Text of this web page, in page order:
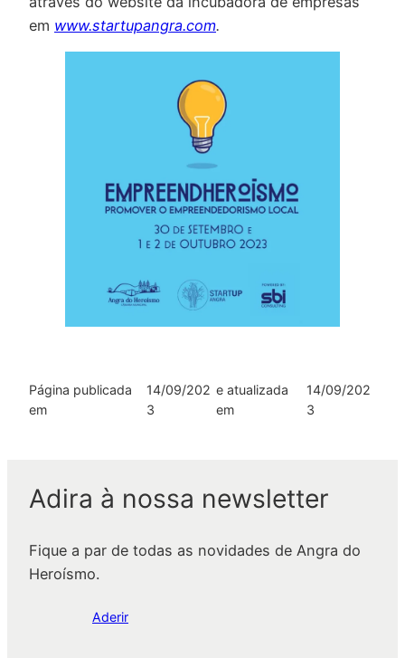
em www.startupangra.com.
Página publicada
em
14/09/202
3
e atualizada
em
14/09/202
3
Adira à nossa newsletter
Fique a par de todas as novidades de Angra do
Heroísmo.
Aderir